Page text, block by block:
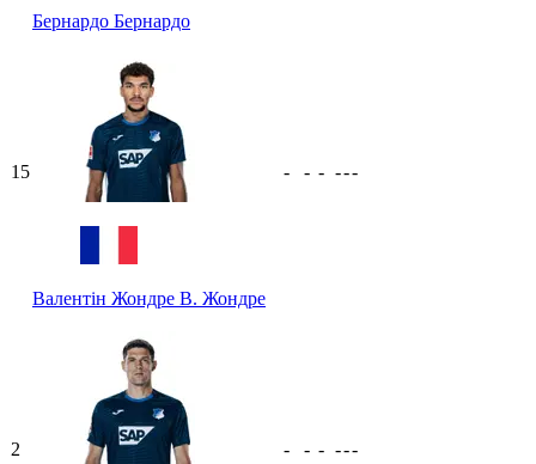
Бернардо Бернардо
15
Валентін Жондре В. Жондре
- - - ---
2 - - - ---